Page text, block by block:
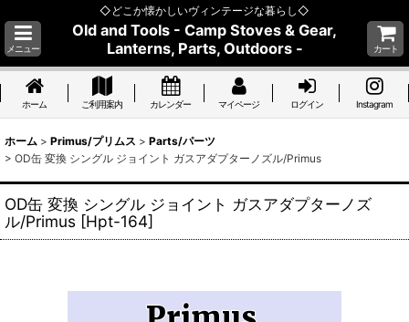
◇どこか懐かしいヴィンテージな暮らし◇
メニュー
Old and Tools - Camp Stoves & Gear,
Lanterns, Parts, Outdoors -
カート
ホーム ご利用案内 カレンダー マイページ ログイン Instagram
ホーム > Primus/プリムス > Parts/パーツ
> OD缶 変換 シングル ジョイント ガスアダプターノズル/Primus
OD缶 変換 シングル ジョイント ガスアダプターノズ
ル/Primus [Hpt-164]